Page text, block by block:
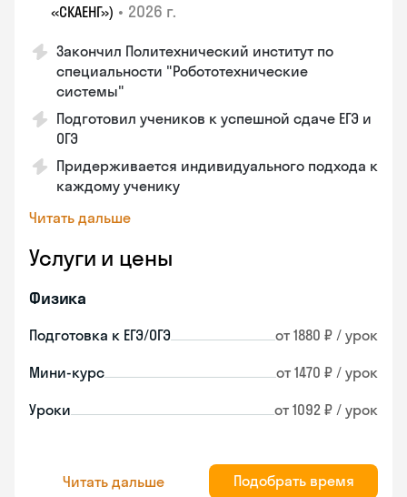
«СКАЕНГ») • 2026 г.
Закончил Политехнический институт по
специальности "Робототехнические
системы"
Подготовил учеников к успешной сдаче ЕГЭ и
ОГЭ
Придерживается индивидуального подхода к
каждому ученику
Читать дальше
Услуги и цены
Физика
Подготовка к ЕГЭ/ОГЭ от 1880 ₽ / урок
Мини-курс от 1470 ₽ / урок
Уроки от 1092 ₽ / урок
Читать дальше Подобрать время